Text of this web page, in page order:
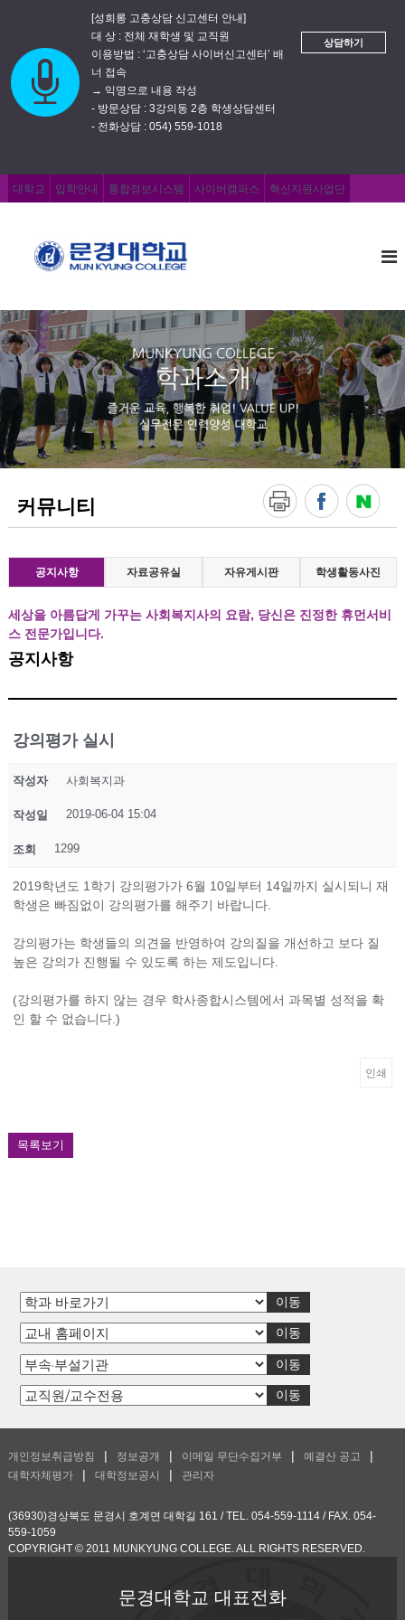
[성희롱 고충상담 신고센터 안내]
대 상 : 전체 재학생 및 교직원
이용방법 : ‘고충상담 사이버신고센터’ 배
너 접속
→ 익명으로 내용 작성
- 방문상담 : 3강의동 2층 학생상담센터
- 전화상담 : 054) 559-1018
상담하기
대학교 입학안내 통합정보시스템 사이버캠퍼스 혁신지원사업단
교
,
행
복
한
취
업
!
V
A
L
실
무
전
인
학
커뮤니티
공지사항 자료공유실 자유게시판 학생활동사진
세상을 아름답게 가꾸는 사회복지사의 요람, 당신은 진정한 휴먼서비
스 전문가입니다.
공지사항
강의평가 실시
작성자 사회복지과
작성일 2019-06-04 15:04
조회 1299
2019학년도 1학기 강의평가가 6월 10일부터 14일까지 실시되니 재
학생은 빠짐없이 강의평가를 해주기 바랍니다.
강의평가는 학생들의 의견을 반영하여 강의질을 개선하고 보다 질
높은 강의가 진행될 수 있도록 하는 제도입니다.
(강의평가를 하지 않는 경우 학사종합시스템에서 과목별 성적을 확
인 할 수 없습니다.)
인쇄
목록보기
개인정보취급방침 정보공개 이메일 무단수집거부
예결산 공고
대학자체평가
대학정보공시 관리자
(36930)경상북도 문경시 호계면 대학길 161 / TEL. 054-559-1114 / FAX. 054-
559-1059
COPYRIGHT © 2011 MUNKYUNG COLLEGE. ALL RIGHTS RESERVED.
문경대학교 대표전화